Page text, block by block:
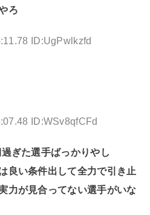
ろ
ID:UgPwlkzfd
ID:WSv8qfCFd
ぎた選手ばっかりやし
良い条件出して全力で引き止
力が見合ってない選手がいな